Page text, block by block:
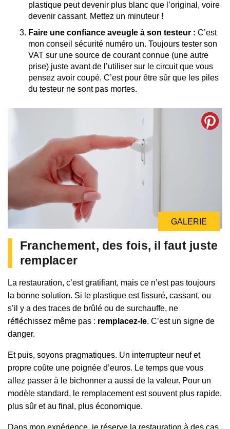
plastique peut devenir plus blanc que l’original, voire
devenir cassant. Mettez un minuteur !
Faire une confiance aveugle à son testeur : C’est
mon conseil sécurité numéro un. Toujours tester son
VAT sur une source de courant connue (une autre
prise) juste avant de l’utiliser sur le circuit que vous
pensez avoir coupé. C’est pour être sûr que les piles
du testeur ne sont pas mortes.
GALERIE
GALERIE
Franchement, des fois, il faut juste
remplacer
La restauration, c’est gratifiant, mais ce n’est pas toujours
la bonne solution. Si le plastique est fissuré, cassant, ou
s’il y a des traces de brûlé ou de surchauffe, ne
réfléchissez même pas : remplacez-le. C’est un signe de
danger.
Et puis, soyons pragmatiques. Un interrupteur neuf et
propre coûte une poignée d’euros. Le temps que vous
allez passer à le bichonner a aussi de la valeur. Pour un
modèle standard, le remplacement est souvent plus rapide,
plus sûr et au final, plus économique.
Dans mon expérience, je réserve la restauration à des cas